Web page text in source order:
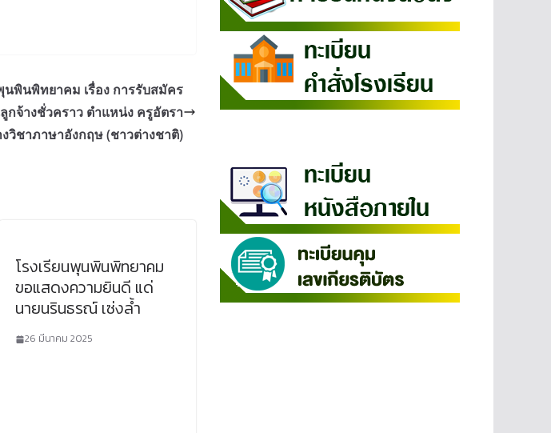
นพินพิทยาคม เรื่อง การรับสมัคร
กจ้างชั่วคราว ตำแหน่ง ครูอัตรา
งวิชาภาษาอังกฤษ (ชาวต่างชาติ)
โรงเรียนพุนพินพิทยาคม
ขอแสดงความยินดี แด่
นายนรินธรณ์ เซ่งล้ำ
26 มีนาคม 2025